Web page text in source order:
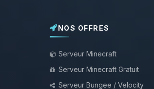
NOS OFFRES
Serveur Minecraft
Serveur Minecraft Gratuit
Serveur Bungee / Velocity